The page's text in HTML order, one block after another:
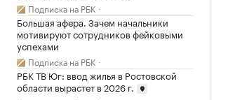
Подписка на РБК
Большая афера. Зачем начальники
мотивируют сотрудников фейковыми
успехами
Подписка на РБК
РБК ТВ Юг: ввод жилья в Ростовской
области вырастет в 2026 г.